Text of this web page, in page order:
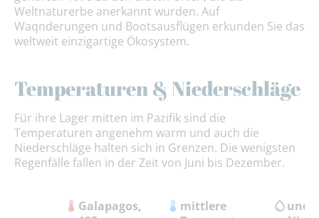
Weltnaturerbe anerkannt wurden. Auf
Waqnderungen und Bootsausflügen erkunden Sie das
weltweit einzigartige Ökosystem.
Temperaturen & Niederschläge
Für ihre Lager mitten im Pazifik sind die
Temperaturen angenehm warm und auch die
Niederschläge halten sich in Grenzen. Die wenigsten
Regenfälle fallen in der Zeit von Juni bis Dezember.
Galapagos,
mittlere
und